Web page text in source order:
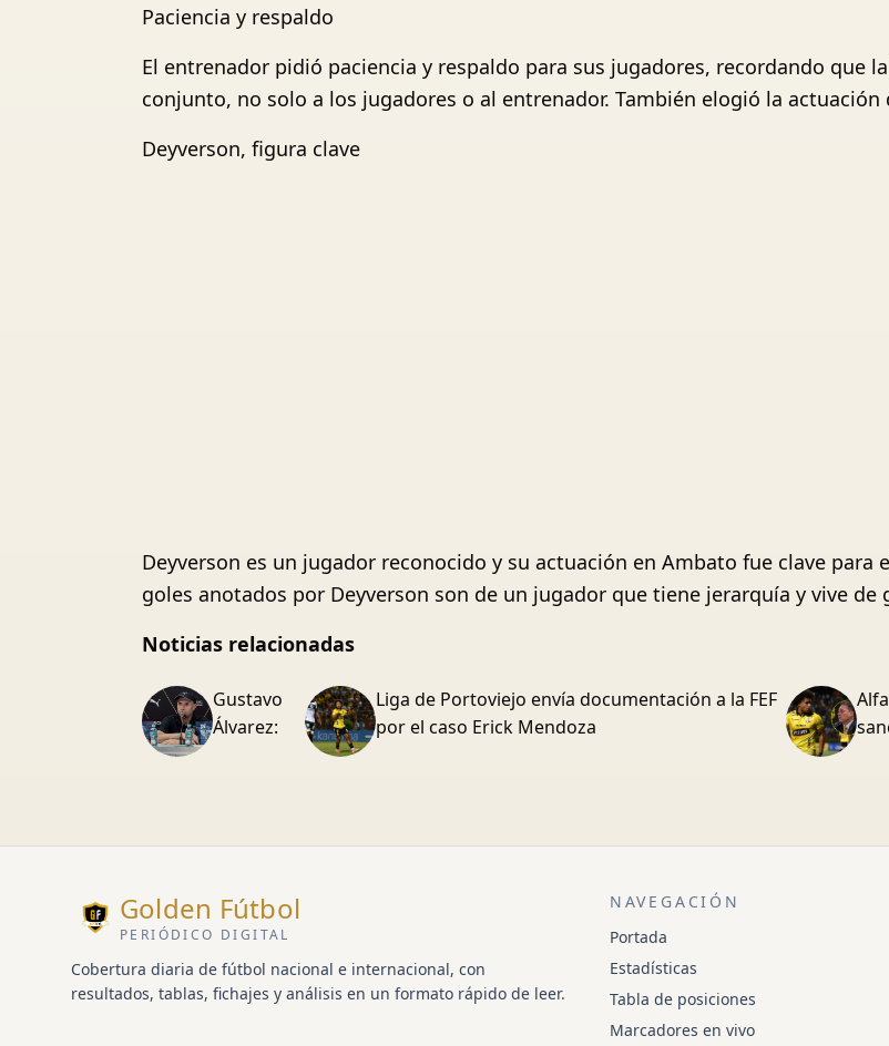
Paciencia y respaldo
El entrenador pidió paciencia y respaldo para sus jugadores, recordando que
conjunto, no solo a los jugadores o al entrenador. También elogió la
Deyverson, figura clave
Deyverson es un jugador reconocido y su actuación en Ambato fue clave para
goles anotados por Deyverson son de un jugador que tiene jerarquía y vive de
Noticias relacionadas
Gustavo
Álvarez:
Liga de Portoviejo envía documentación a la FEF
por el caso Erick Mendoza
Golden Fútbol
PERIÓDICO DIGITAL
Cobertura diaria de fútbol nacional e internacional, con
resultados, tablas, fichajes y análisis en un formato rápido de leer.
NAVEGACIÓN
Portada
Estadísticas
Tabla de posiciones
Marcadores en vivo